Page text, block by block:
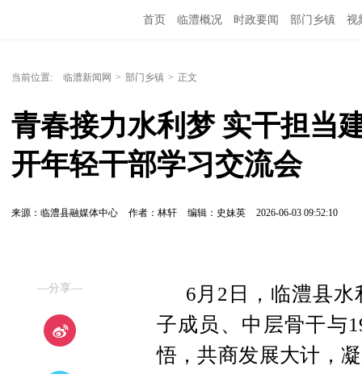
首页 临澧概况 时政要闻 部门乡镇 视
当前位置: 临澧新闻网 > 部门乡镇 > 正文
青春接力水利梦 实干担
开年轻干部学习交流会
来源：临澧县融媒体中心 作者：林轩 编辑：史妹英 2026-06-03 09:52:10
—分享—
6月2日，临澧县
子成员、中层骨干与
悟，共商发展大计，